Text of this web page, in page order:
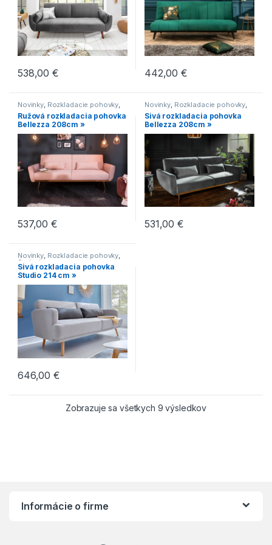
výbere, a preto neváhajte, poraďte sa s nami.
538,00€ 442,00€
Novinky, Rozkladacie pohovky,
Sedenie
Ružová rozkladacia pohovka
Bellezza 208cm »
537,00€
Novinky, Rozkladacie pohovky,
Sedenie
Sivá rozkladacia pohovka
Bellezza 208cm »
531,00€
Novinky, Rozkladacie pohovky,
Sedenie
Sivá rozkladacia pohovka
Studio 214 cm »
646,00€
Zobrazuje sa všetkych 9 výsledkov
Informácie o firme